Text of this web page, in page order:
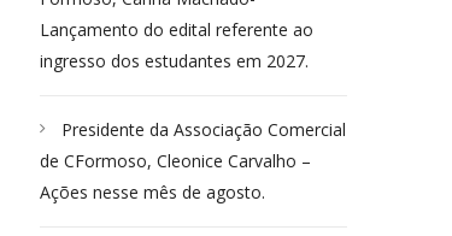
Lançamento do edital referente ao
ingresso dos estudantes em 2027.
Presidente da Associação Comercial
de CFormoso, Cleonice Carvalho –
Ações nesse mês de agosto.